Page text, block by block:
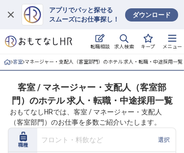
アプリでパッと探せる
スムーズにお仕事探し！
ダウンロード
転職相談 求人検索 キープ メニュー
ログイン
求人・施設を探す
就職・転職 合同説明会
おもてなしHRについて
ご利用の流れ
客室 マネージャー・支配人（客室部門）のホテル 求人・転職・中途採用一覧
客室 / マネージャー・支配人（客室部
門）のホテル 求人・転職・中途採用一覧
おもてなしHRでは、客室 / マネージャー・支配人
（客室部門）のお仕事を多数ご紹介いたします。
職種
フロント・料飲など 選択